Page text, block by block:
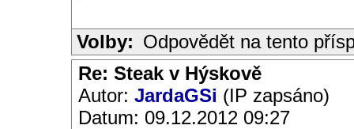
Volby: Odpovědět na tento
Re: Steak v Hýskově
Autor: JardaGSi (IP zapsáno)
Datum: 09.12.2012 09:27